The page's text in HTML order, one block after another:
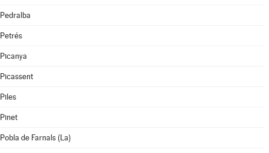
Pedralba
Petrés
Picanya
Picassent
Piles
Pinet
Pobla de Farnals (La)